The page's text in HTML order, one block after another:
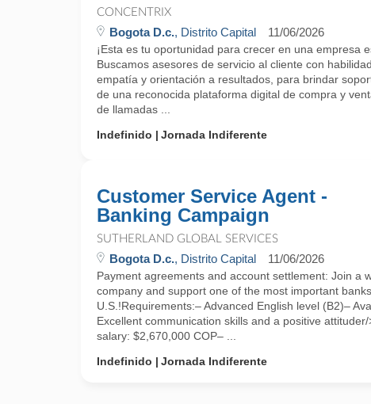
CONCENTRIX
Bogota D.c., Distrito Capital 11/06/2026
¡Esta es tu oportunidad para crecer en una empresa
Buscamos asesores de servicio al cliente con
empatía y orientación a resultados, para brindar
de una reconocida plataforma digital de compra y
de llamadas ...
Indefinido
Jornada Indiferente
Customer Service Agent -
Banking Campaign
SUTHERLAND GLOBAL SERVICES
Bogota D.c., Distrito Capital 11/06/2026
Payment agreements and account settlement: Join a
company and support one of the most important
U.S.!Requirements:– Advanced English level (B2)–
Excellent communication skills and a positive
salary: $2,670,000 COP– ...
Indefinido
Jornada Indiferente